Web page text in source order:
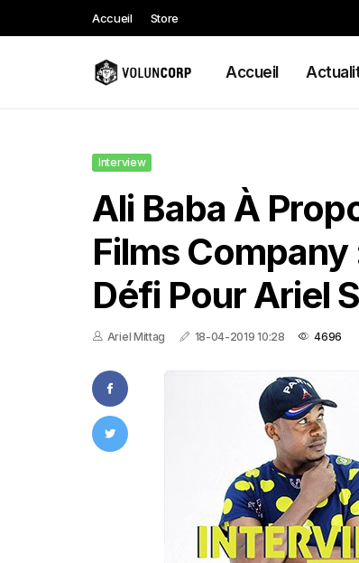
Accueil Store
Accueil
Interview
Ali Baba À
Films
Défi Pour Ariel
Ariel Mittag 18-04-2019 10:28 4696